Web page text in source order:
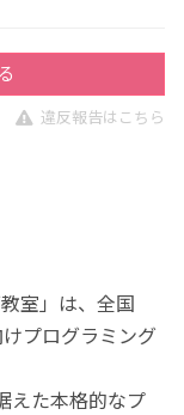
違反報告はこちら
室」は、全国
プログラミング
えた本格的なプ